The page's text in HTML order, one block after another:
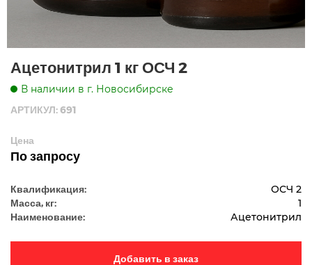
Ацетонитрил 1 кг ОСЧ 2
В наличии в г. Новосибирске
АРТИКУЛ: 691
Цена
По запросу
Квалификация: ОСЧ 2
Масса, кг: 1
Наименование: Ацетонитрил
Добавить в заказ